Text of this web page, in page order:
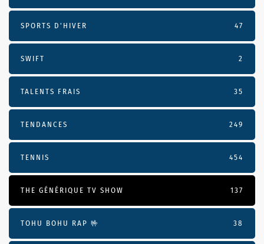
SPORTS D'HIVER 47
SWIFT 2
TALENTS FRAIS 35
TENDANCES 249
TENNIS 454
THE GÉNÉRIQUE TV SHOW 137
TOHU BOHU RAP 🤟 38